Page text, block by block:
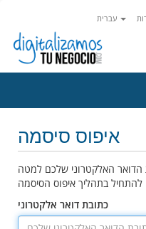
איפוס סיסמה
האלקטרוני שלכם למטה
כתובת דואר אלקטרוני